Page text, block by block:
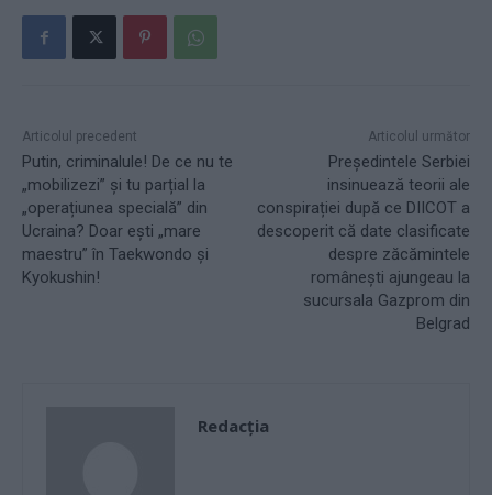
Articolul precedent
Putin, criminalule! De ce nu te
„mobilizezi” și tu parțial la
„operațiunea specială” din
Ucraina? Doar ești „mare
maestru” în Taekwondo și
Kyokushin!
Articolul următor
Președintele Serbiei
insinuează teorii ale
conspirației după ce DIICOT a
descoperit că date clasificate
despre zăcămintele
românești ajungeau la
sucursala Gazprom din
Belgrad
Redacţia